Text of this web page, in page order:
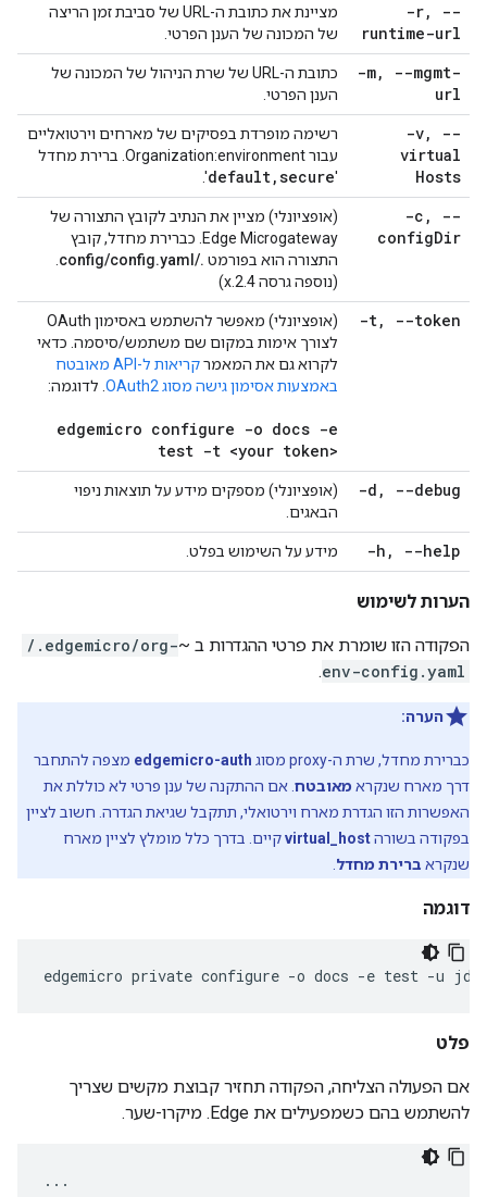
-r,
--
runtime-url
מציינת את כתובת ה-URL של סביבת זמן הריצה
של המכונה של הענן הפרטי.
-m,
--mgmt-
url
כתובת ה-URL של שרת הניהול של המכונה של
הענן הפרטי.
-v,
--
virtual
Hosts
רשימה מופרדת בפסיקים של מארחים וירטואליים
עבור Organization:environment. ברירת מחדל
'
default,secure
'.
-c ,
--
configDir
(אופציונלי) מציין את הנתיב לקובץ התצורה של
Edge Microgateway. כברירת מחדל, קובץ
התצורה הוא בפורמט ./config/config.yaml
(נוספה גרסה 2.4.x)
-t, --token
(אופציונלי) מאפשר להשתמש באסימון OAuth
לצורך אימות במקום שם משתמש/סיסמה. כדאי
לקרוא גם את המאמר
קריאות ל-API מאובטח
באמצעות אסימון גישה מסוג OAuth2
. לדוגמה:
edgemicro configure -o docs -e
test -t <your token>
-d , --debug
(אופציונלי) מספקים מידע על תוצאות ניפוי
הבאגים.
-h , --help מידע על השימוש בפלט.
הערות לשימוש
הפקודה הזו שומרת את פרטי ההגדרות ב ~/.edgemicro/org-
env-config.yaml
.
הערה:
כברירת מחדל, שרת ה-proxy מסוג edgemicro-auth מצפה להתחבר
דרך מארח שנקרא מאובטח . אם ההתקנה של ענן פרטי לא כוללת את
האפשרות הזו הגדרת מארח וירטואלי, תתקבל שגיאת הגדרה. חשוב לציין
בפקודה בשורהvirtual_hostקיים. בדרך כלל מומלץ לציין מארח
שנקרא ברירת מחדל
דוגמה
edgemicro private configure -o docs -e test -u
פלט
אם הפעולה הצליחה, הפקודה תחזיר קבוצת מקשים שצריך
להשתמש בהם כשמפעילים את Edge. מיקרו-שער.
...